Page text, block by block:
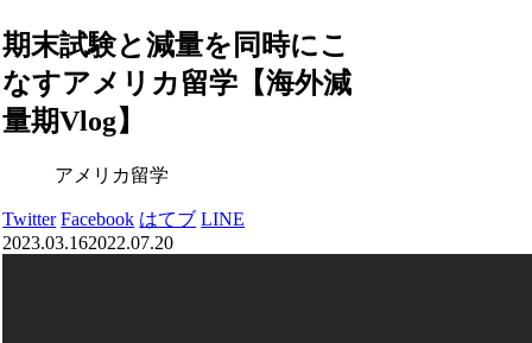
期末試験と減量を同時にこ
なすアメリカ留学【海外減
量期Vlog】
アメリカ留学
Twitter Facebook はてブ LINE
2023.03.162022.07.20